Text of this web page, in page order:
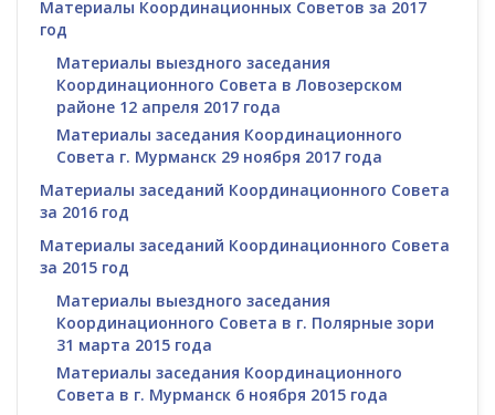
Материалы Координационных Советов за 2017
год
Материалы выездного заседания
Координационного Совета в Ловозерском
районе 12 апреля 2017 года
Материалы заседания Координационного
Совета г. Мурманск 29 ноября 2017 года
Материалы заседаний Координационного Совета
за 2016 год
Материалы заседаний Координационного Совета
за 2015 год
Материалы выездного заседания
Координационного Совета в г. Полярные зори
31 марта 2015 года
Материалы заседания Координационного
Совета в г. Мурманск 6 ноября 2015 года